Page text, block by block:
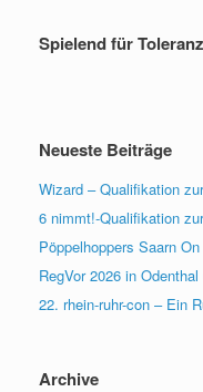
Spielend für Toleranz
Neueste Beiträge
Wizard – Qualifikation
6 nimmt!-Qualifikation
Pöppelhoppers Saarn
RegVor 2026 in
22. rhein-ruhr-con – Ein
Archive